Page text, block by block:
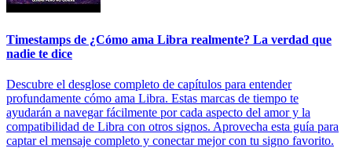
Timestamps de ¿Cómo ama Libra realmente? La verdad que
nadie te dice
Descubre el desglose completo de capítulos para entender
profundamente cómo ama Libra. Estas marcas de tiempo te
ayudarán a navegar fácilmente por cada aspecto del amor y la
compatibilidad de Libra con otros signos. Aprovecha esta guía para
captar el mensaje completo y conectar mejor con tu signo favorito.